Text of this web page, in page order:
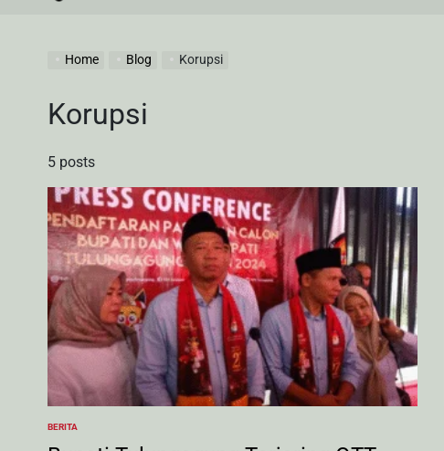
Home Blog Korupsi
Korupsi
5 posts
POSTED
IN
BERITA